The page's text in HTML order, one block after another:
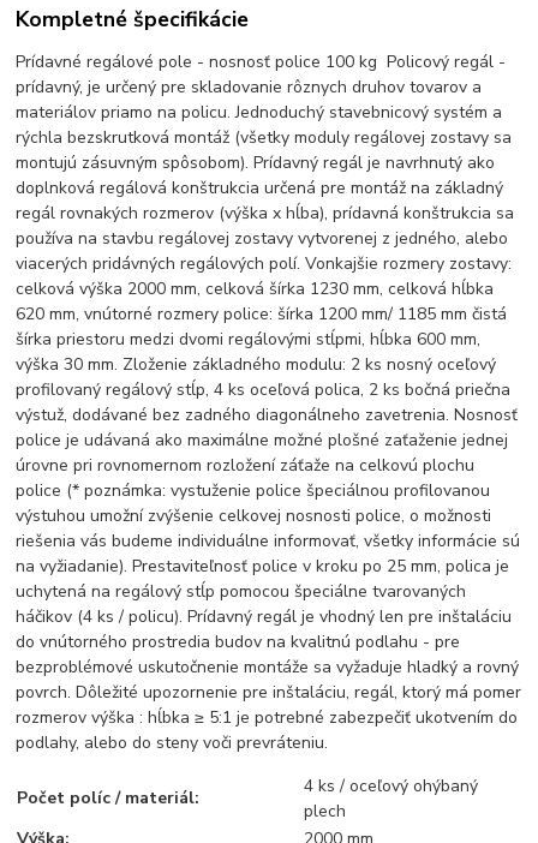
Kompletné špecifikácie
Prídavné regálové pole - nosnosť police 100 kg Policový regál -
prídavný, je určený pre skladovanie rôznych druhov tovarov a
materiálov priamo na policu. Jednoduchý stavebnicový systém a
rýchla bezskrutková montáž (všetky moduly regálovej zostavy sa
montujú zásuvným spôsobom). Prídavný regál je navrhnutý ako
doplnková regálová konštrukcia určená pre montáž na základný
regál rovnakých rozmerov (výška x hĺba), prídavná konštrukcia sa
používa na stavbu regálovej zostavy vytvorenej z jedného, alebo
viacerých pridávných regálových polí. Vonkajšie rozmery zostavy:
celková výška 2000 mm, celková šírka 1230 mm, celková hĺbka
620 mm, vnútorné rozmery police: šírka 1200 mm/ 1185 mm čistá
šírka priestoru medzi dvomi regálovými stĺpmi, hĺbka 600 mm,
výška 30 mm. Zloženie základného modulu: 2 ks nosný oceľový
profilovaný regálový stĺp, 4 ks oceľová polica, 2 ks bočná priečna
výstuž, dodávané bez zadného diagonálneho zavetrenia. Nosnosť
police je udávaná ako maximálne možné plošné zaťaženie jednej
úrovne pri rovnomernom rozložení záťaže na celkovú plochu
police (* poznámka: vystuženie police špeciálnou profilovanou
výstuhou umožní zvýšenie celkovej nosnosti police, o možnosti
riešenia vás budeme individuálne informovať, všetky informácie sú
na vyžiadanie). Prestaviteľnosť police v kroku po 25 mm, polica je
uchytená na regálový stĺp pomocou špeciálne tvarovaných
háčikov (4 ks / policu). Prídavný regál je vhodný len pre inštaláciu
do vnútorného prostredia budov na kvalitnú podlahu - pre
bezproblémové uskutočnenie montáže sa vyžaduje hladký a rovný
povrch. Dôležité upozornenie pre inštaláciu, regál, ktorý má pomer
rozmerov výška : hĺbka ≥ 5:1 je potrebné zabezpečiť ukotvením do
podlahy, alebo do steny voči prevráteniu.
Počet políc / materiál:
4 ks / oceľový ohýbaný
plech